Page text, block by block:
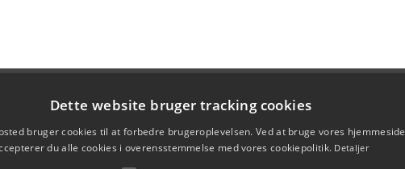
Dette website bruger tracking cookies
bruger cookies til at forbedre brugeroplevelsen. Ved at bruge vores hjemmeside
du alle cookies i overensstemmelse med vores cookiepolitik. Detaljer